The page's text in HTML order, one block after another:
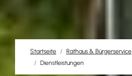
Startseite Rathaus & Bürgerservice
Dienstleistungen